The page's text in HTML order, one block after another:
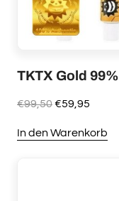
TKTX Gold
€99,50
war:
€59,95
ist:
In den Warenkorb